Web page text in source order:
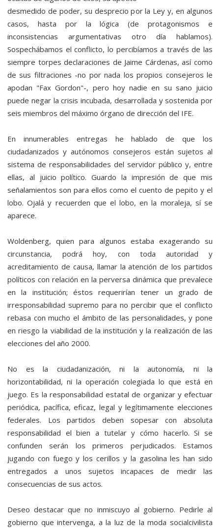
desmedido de poder, su desprecio por la Ley y, en algunos
casos, hasta por la lógica (de protagonismos e
inconsistencias argumentativas otro día hablamos).
Sospechábamos el conflicto, lo percibíamos a través de las
siempre torpes declaraciones de Jaime Cárdenas, así como
de sus filtraciones -no por nada los propios consejeros le
apodan "Fax Gordon"-, pero hoy nadie en su sano juicio
puede negar la crisis incubada, desarrollada y sostenida por
seis miembros del máximo órgano de dirección del IFE.
En innumerables entregas he hablado de que los
ciudadanizados y autónomos consejeros están sujetos al
sistema de responsabilidades del servidor público y, entre
ellas, al juicio político. Guardo la impresión de que mis
señalamientos son para ellos como el cuento de pepito y el
lobo. Ojalá y recuerden que el lobo, en la moraleja, sí se
aparece.
Woldenberg, quien para algunos estaba exagerando su
circunstancia, podrá hoy, con toda autoridad y
acreditamiento de causa, llamar la atención de los partidos
políticos con relación en la perversa dinámica que prevalece
en la institución; éstos requerirían tener un grado de
irresponsabilidad supremo para no percibir que el conflicto
rebasa con mucho el ámbito de las personalidades, y pone
en riesgo la viabilidad de la institución y la realización de las
elecciones del año 2000.
No es la ciudadanización, ni la autonomía, ni la
horizontabilidad, ni la operación colegiada lo que está en
juego. Es la responsabilidad estatal de organizar y efectuar
periódica, pacífica, eficaz, legal y legítimamente elecciones
federales. Los partidos deben sopesar con absoluta
responsabilidad el bien a tutelar y cómo hacerlo. Si se
confunden serán los primeros perjudicados. Estamos
jugando con fuego y los cerillos y la gasolina les han sido
entregados a unos sujetos incapaces de medir las
consecuencias de sus actos.
Deseo destacar que no inmiscuyo al gobierno. Pedirle al
gobierno que intervenga, a la luz de la moda socialcivilista